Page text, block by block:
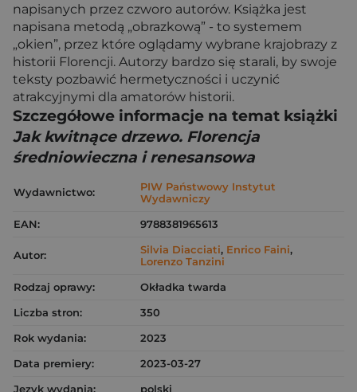
napisanych przez czworo autorów. Książka jest
napisana metodą „obrazkową” - to systemem
„okien”, przez które oglądamy wybrane krajobrazy z
historii Florencji. Autorzy bardzo się starali, by swoje
teksty pozbawić hermetyczności i uczynić
atrakcyjnymi dla amatorów historii.
Szczegółowe informacje na temat książki
Jak kwitnące drzewo. Florencja
średniowieczna i renesansowa
Wydawnictwo:
PIW Państwowy Instytut
Wydawniczy
EAN:
9788381965613
Autor: Silvia Diacciati, Enrico Faini,
Lorenzo Tanzini
Rodzaj oprawy:
Okładka twarda
Liczba stron:
350
Rok wydania:
2023
Data premiery:
2023-03-27
Język wydania:
polski